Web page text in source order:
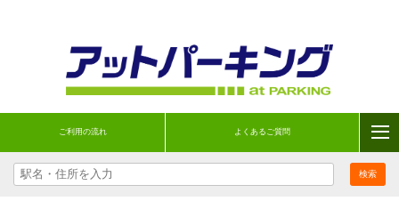
ご利用の流れ よくあるご質問